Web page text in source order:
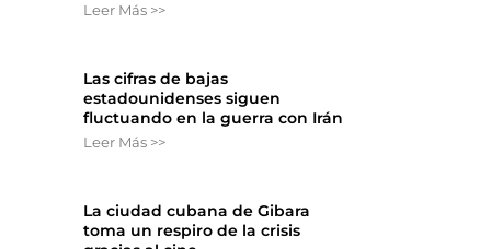
Leer Más >>
Las cifras de bajas
estadounidenses siguen
fluctuando en la guerra con Irán
Leer Más >>
La ciudad cubana de Gibara
toma un respiro de la crisis